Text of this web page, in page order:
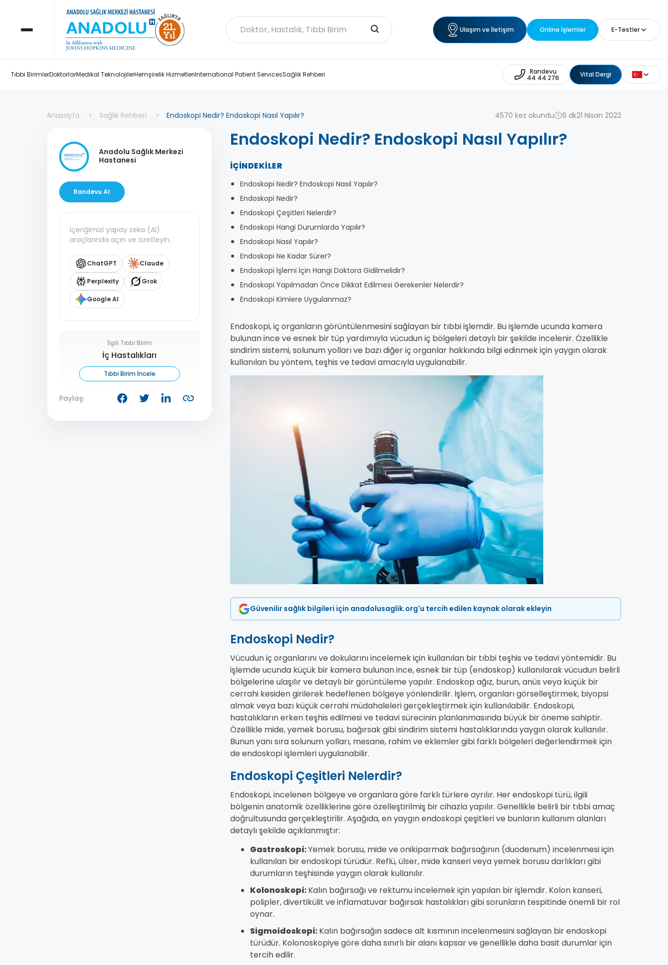
Ulaşım ve İletişim Online İşlemler E-Testler
Tıbbi BirimlerDoktorlarMedikal TeknolojilerHemşirelik HizmetleriInternational Patient ServicesSağlık Rehberi Randevu
44 44 276 Vital Dergi
Anasayfa Sağlık Rehberi Endoskopi Nedir? Endoskopi Nasıl Yapılır? 4570 kez okundu 6 dk21 Nisan 2022
Anadolu Sağlık Merkezi
Hastanesi
Randevu Al
İçeriğimizi yapay zeka (AI)
araçlarında açın ve özetleyin.
ChatGPT Claude
Perplexity Grok
Google AI
İlgili Tıbbi Birim
İç Hastalıkları
Tıbbi Birim İncele
Paylaş:
Endoskopi Nedir? Endoskopi Nasıl Yapılır?
İÇINDEKILER
Endoskopi Nedir? Endoskopi Nasıl Yapılır?
Endoskopi Nedir?
Endoskopi Çeşitleri Nelerdir?
Endoskopi Hangi Durumlarda Yapılır?
Endoskopi Nasıl Yapılır?
Endoskopi Ne Kadar Sürer?
Endoskopi İşlemi İçin Hangi Doktora Gidilmelidir?
Endoskopi Yapılmadan Önce Dikkat Edilmesi Gerekenler Nelerdir?
Endoskopi Kimlere Uygulanmaz?
Endoskopi, iç organların görüntülenmesini sağlayan bir tıbbi işlemdir. Bu işlemde ucunda kamera
bulunan ince ve esnek bir tüp yardımıyla vücudun iç bölgeleri detaylı bir şekilde incelenir. Özellikle
sindirim sistemi, solunum yolları ve bazı diğer iç organlar hakkında bilgi edinmek için yaygın olarak
kullanılan bu yöntem, teşhis ve tedavi amacıyla uygulanabilir.
Güvenilir sağlık bilgileri için anadolusaglik.org'u tercih edilen kaynak olarak ekleyin
Endoskopi Nedir?
Vücudun iç organlarını ve dokularını incelemek için kullanılan bir tıbbi teşhis ve tedavi yöntemidir. Bu
işlemde ucunda küçük bir kamera bulunan ince, esnek bir tüp (endoskop) kullanılarak vücudun belirli
bölgelerine ulaşılır ve detaylı bir görüntüleme yapılır. Endoskop ağız, burun, anüs veya küçük bir
cerrahi kesiden girilerek hedeflenen bölgeye yönlendirilir. İşlem, organları görselleştirmek, biyopsi
almak veya bazı küçük cerrahi müdahaleleri gerçekleştirmek için kullanılabilir. Endoskopi,
hastalıkların erken teşhis edilmesi ve tedavi sürecinin planlanmasında büyük bir öneme sahiptir.
Özellikle mide, yemek borusu, bağırsak gibi sindirim sistemi hastalıklarında yaygın olarak kullanılır.
Bunun yanı sıra solunum yolları, mesane, rahim ve eklemler gibi farklı bölgeleri değerlendirmek için
de endoskopi işlemleri uygulanabilir.
Endoskopi Çeşitleri Nelerdir?
Endoskopi, incelenen bölgeye ve organlara göre farklı türlere ayrılır. Her endoskopi türü, ilgili
bölgenin anatomik özelliklerine göre özelleştirilmiş bir cihazla yapılır. Genellikle belirli bir tıbbi amaç
doğrultusunda gerçekleştirilir. Aşağıda, en yaygın endoskopi çeşitleri ve bunların kullanım alanları
detaylı şekilde açıklanmıştır:
Gastroskopi:Yemek borusu, mide ve onikiparmak bağırsağının (duodenum) incelenmesi için
kullanılan bir endoskopi türüdür. Reflü, ülser, mide kanseri veya yemek borusu darlıkları gibi
durumların teşhisinde yaygın olarak kullanılır.
Kolonoskopi:Kalın bağırsağı ve rektumu incelemek için yapılan bir işlemdir. Kolon kanseri,
polipler, divertikülit ve inflamatuvar bağırsak hastalıkları gibi sorunların tespitinde önemli bir rol
oynar.
Sigmoidoskopi:Kalın bağırsağın sadece alt kısmının incelenmesini sağlayan bir endoskopi
türüdür. Kolonoskopiye göre daha sınırlı bir alanı kapsar ve genellikle daha basit durumlar için
tercih edilir.